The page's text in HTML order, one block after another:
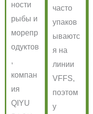
ности
рыбы и
морепр
одуктов
,
компан
ия
QIYU
часто
упаков
ываютс
я на
линии
VFFS,
поэтом
у